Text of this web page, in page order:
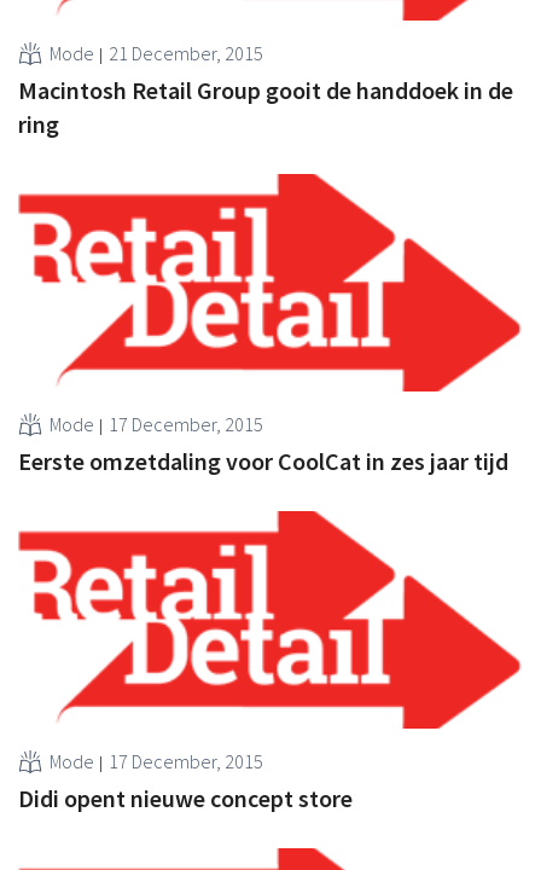
Mode 21 December, 2015
Macintosh Retail Group gooit de handdoek in de
ring
Mode 17 December, 2015
Eerste omzetdaling voor CoolCat in zes jaar tijd
Mode 17 December, 2015
Didi opent nieuwe concept store